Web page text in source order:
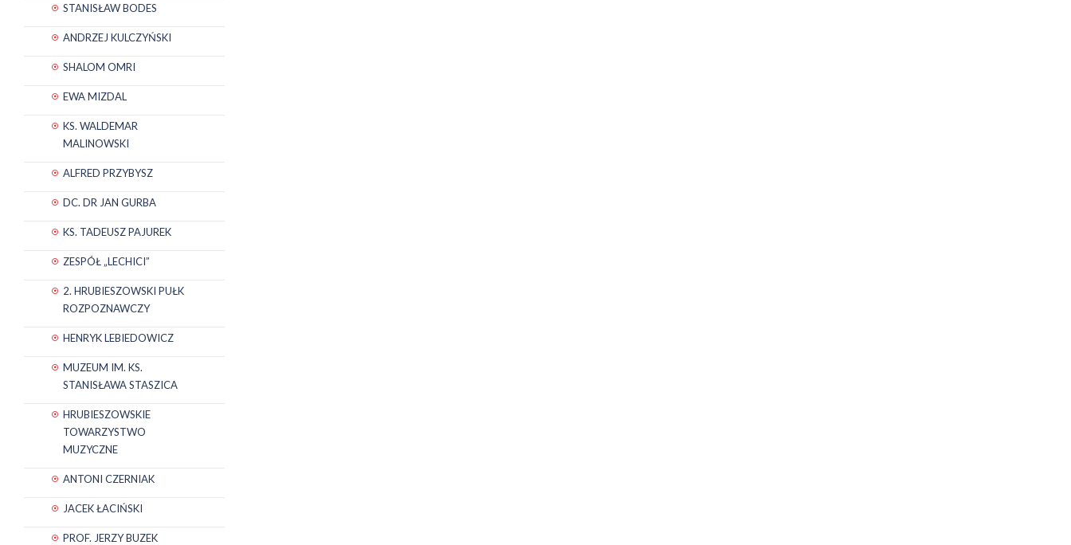
STANISŁAW BODES
ANDRZEJ KULCZYŃSKI
SHALOM OMRI
EWA MIZDAL
KS. WALDEMAR
MALINOWSKI
ALFRED PRZYBYSZ
DC. DR JAN GURBA
KS. TADEUSZ PAJUREK
ZESPÓŁ „LECHICI”
2. HRUBIESZOWSKI PUŁK
ROZPOZNAWCZY
HENRYK LEBIEDOWICZ
MUZEUM IM. KS.
STANISŁAWA STASZICA
HRUBIESZOWSKIE
TOWARZYSTWO
MUZYCZNE
ANTONI CZERNIAK
JACEK ŁACIŃSKI
PROF. JERZY BUZEK